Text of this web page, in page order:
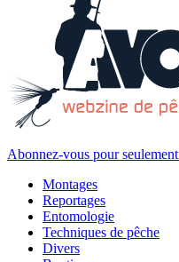
Abonnez-vous pour seulement
Montages
Reportages
Entomologie
Techniques de pêche
Divers